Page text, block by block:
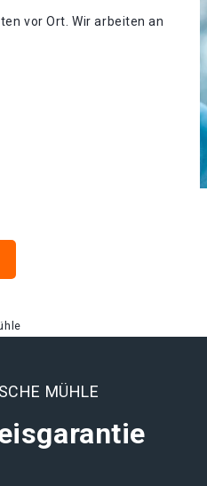
vor Ort. Wir arbeiten an
MÜHLE